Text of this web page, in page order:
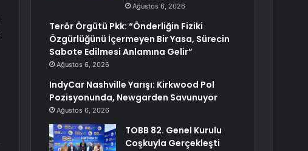
Ağustos 6, 2026
Terör Örgütü Pkk: “Önderliğin Fiziki
Özgürlüğünü İçermeyen Bir Yasa, Sürecin
Sabote Edilmesi Anlamına Gelir”
Ağustos 6, 2026
IndyCar Nashville Yarışı: Kirkwood Pol
Pozisyonunda, Newgarden Savunuyor
Ağustos 6, 2026
TOBB 82. Genel Kurulu
Coşkuyla Gerçekleşti